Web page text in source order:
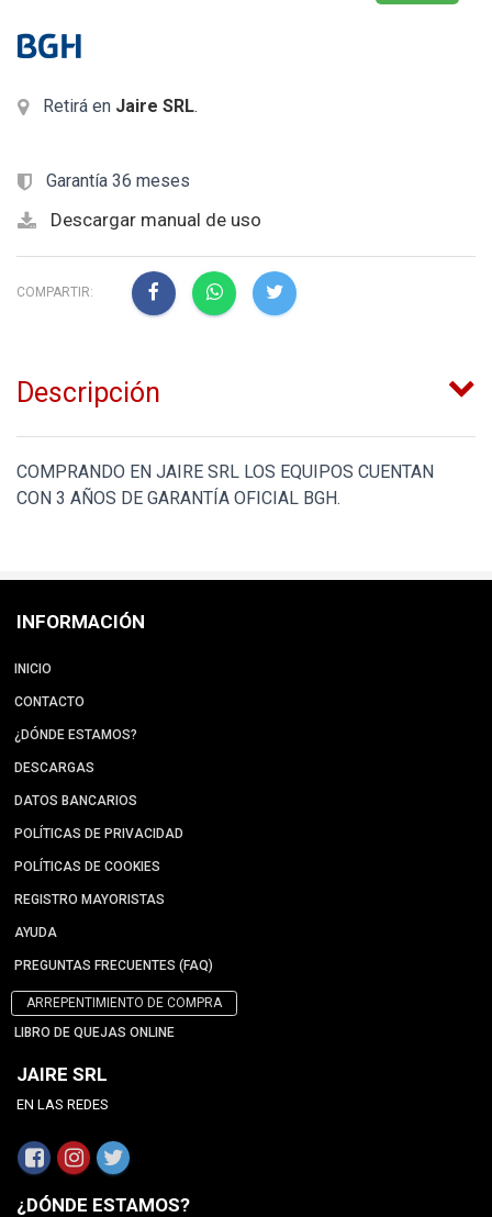
Retirá en Jaire SRL.
Garantía 36 meses
Descargar manual de uso
COMPARTIR:
Descripción
COMPRANDO EN JAIRE SRL LOS EQUIPOS CUENTAN
CON 3 AÑOS DE GARANTÍA OFICIAL BGH.
INFORMACIÓN
INICIO
CONTACTO
¿DÓNDE ESTAMOS?
DESCARGAS
DATOS BANCARIOS
POLÍTICAS DE PRIVACIDAD
POLÍTICAS DE COOKIES
REGISTRO MAYORISTAS
AYUDA
PREGUNTAS FRECUENTES (FAQ)
ARREPENTIMIENTO DE COMPRA
LIBRO DE QUEJAS ONLINE
JAIRE SRL
EN LAS REDES
¿DÓNDE ESTAMOS?